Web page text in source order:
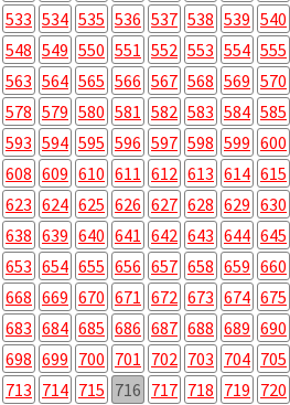
533 534 535 536 537 538 539 540
548 549 550 551 552 553 554 555
563 564 565 566 567 568 569 570
578 579 580 581 582 583 584 585
593 594 595 596 597 598 599 600
608 609 610 611 612 613 614 615
623 624 625 626 627 628 629 630
638 639 640 641 642 643 644 645
653 654 655 656 657 658 659 660
668 669 670 671 672 673 674 675
683 684 685 686 687 688 689 690
698 699 700 701 702 703 704 705
713 714 715 716 717 718 719 720